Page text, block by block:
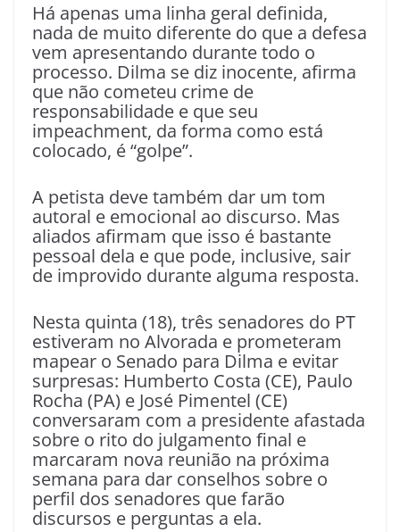
Há apenas uma linha geral definida,
nada de muito diferente do que a defesa
vem apresentando durante todo o
processo. Dilma se diz inocente, afirma
que não cometeu crime de
responsabilidade e que seu
impeachment, da forma como está
colocado, é “golpe”.
A petista deve também dar um tom
autoral e emocional ao discurso. Mas
aliados afirmam que isso é bastante
pessoal dela e que pode, inclusive, sair
de improvido durante alguma resposta.
Nesta quinta (18), três senadores do PT
estiveram no Alvorada e prometeram
mapear o Senado para Dilma e evitar
surpresas: Humberto Costa (CE), Paulo
Rocha (PA) e José Pimentel (CE)
conversaram com a presidente afastada
sobre o rito do julgamento final e
marcaram nova reunião na próxima
semana para dar conselhos sobre o
perfil dos senadores que farão
discursos e perguntas a ela.